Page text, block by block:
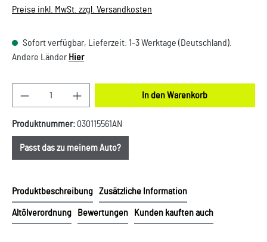
Preise inkl. MwSt. zzgl. Versandkosten
Sofort verfügbar, Lieferzeit: 1-3 Werktage (Deutschland).
Andere Länder Hier
Produkt Anzahl: Gib den gewünschten Wert ein
In den Warenkorb
Produktnummer: 030115561AN
Passt das zu meinem Auto?
Produktbeschreibung Zusätzliche Information
Altölverordnung Bewertungen Kunden kauften auch